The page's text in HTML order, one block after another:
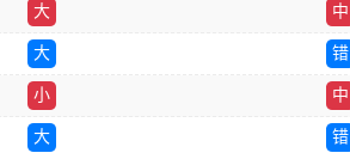
大 中
大 错
小 中
大 错